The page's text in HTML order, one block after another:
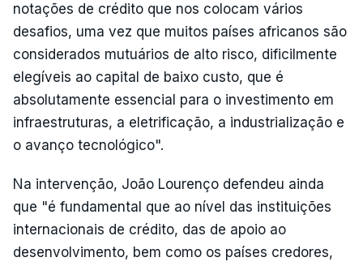
notações de crédito que nos colocam vários
desafios, uma vez que muitos países africanos são
considerados mutuários de alto risco, dificilmente
elegíveis ao capital de baixo custo, que é
absolutamente essencial para o investimento em
infraestruturas, a eletrificação, a industrialização e
o avanço tecnológico".
Na intervenção, João Lourenço defendeu ainda
que "é fundamental que ao nível das instituições
internacionais de crédito, das de apoio ao
desenvolvimento, bem como os países credores,